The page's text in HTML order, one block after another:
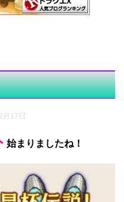
月17日
始まりましたね！